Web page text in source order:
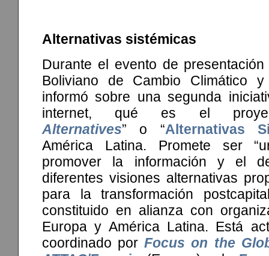
Alternativas sistémicas
Durante el evento de
Boliviano de Cambio Climático y
informó sobre una segunda
internet, qué es el
Alternatives” o “Alternativas
América Latina. Promete ser
promover la información y el
diferentes visiones alternativas
para la transformación
constituido en alianza con
Europa y América Latina. Está
coordinado porFocus on the